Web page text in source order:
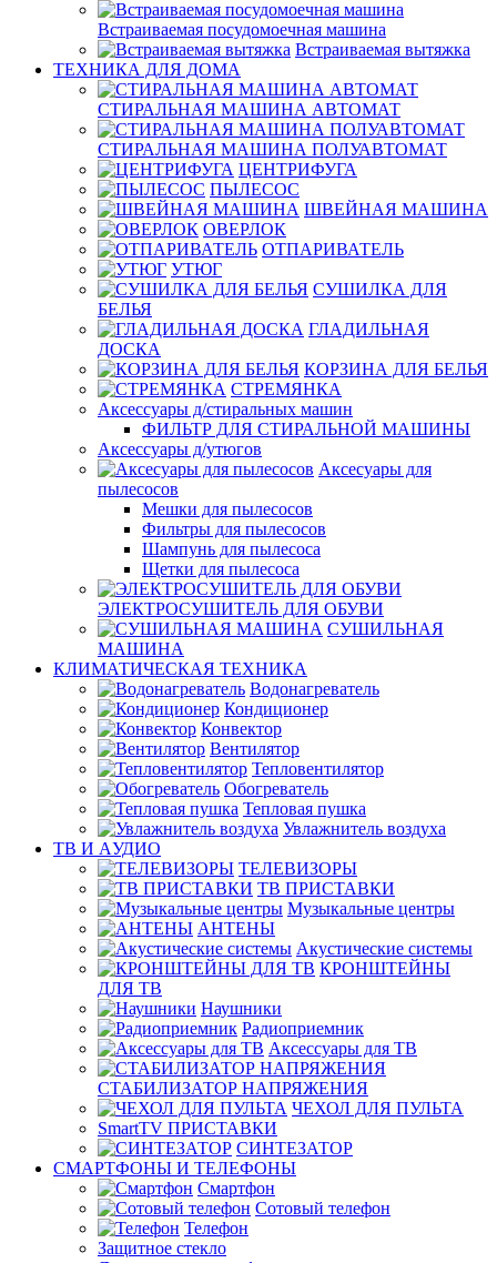
Встраиваемая посудомоечная машина
Встраиваемая вытяжка
ТЕХНИКА ДЛЯ ДОМА
СТИРАЛЬНАЯ МАШИНА АВТОМАТ
СТИРАЛЬНАЯ МАШИНА ПОЛУАВТОМАТ
ЦЕНТРИФУГА
ПЫЛЕСОС
ШВЕЙНАЯ МАШИНА
ОВЕРЛОК
ОТПАРИВАТЕЛЬ
УТЮГ
СУШИЛКА ДЛЯ
БЕЛЬЯ
ГЛАДИЛЬНАЯ
ДОСКА
КОРЗИНА ДЛЯ БЕЛЬЯ
СТРЕМЯНКА
Аксессуары д/стиральных машин
ФИЛЬТР ДЛЯ СТИРАЛЬНОЙ МАШИНЫ
Аксессуары д/утюгов
Аксесуары для
пылесосов
Мешки для пылесосов
Фильтры для пылесосов
Шампунь для пылесоса
Щетки для пылесоса
ЭЛЕКТРОСУШИТЕЛЬ ДЛЯ ОБУВИ
СУШИЛЬНАЯ
МАШИНА
КЛИМАТИЧЕСКАЯ ТЕХНИКА
Водонагреватель
Кондиционер
Конвектор
Вентилятор
Тепловентилятор
Обогреватель
Тепловая пушка
Увлажнитель воздуха
ТВ И AУДИО
ТЕЛЕВИЗОРЫ
ТВ ПРИСТАВКИ
Музыкальные центры
АНТЕНЫ
Акустические системы
КРОНШТЕЙНЫ
ДЛЯ ТВ
Наушники
Радиоприемник
Аксессуары для ТВ
СТАБИЛИЗАТОР НАПРЯЖЕНИЯ
ЧЕХОЛ ДЛЯ ПУЛЬТА
SmartTV ПРИСТАВКИ
СИНТЕЗАТОР
СМАРТФОНЫ И ТЕЛЕФОНЫ
Смартфон
Сотовый телефон
Телефон
Защитное стекло